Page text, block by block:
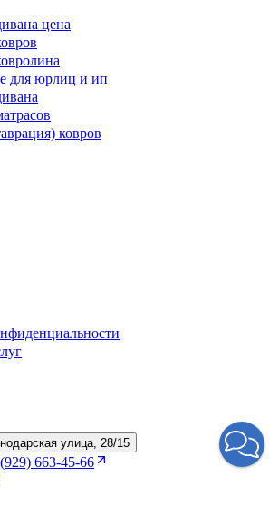
цена
для юрлиц и ип
ковров
улица, 28/15
663-45-66